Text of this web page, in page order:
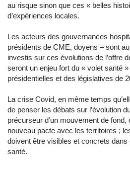
au risque sinon que ces « belles
d’expériences locales.
Les acteurs des gouvernances
présidents de CME, doyens – sont
investis sur ces évolutions de l’offre
seront un enjeu fort du « volet santé
présidentielles et des législatives de
La crise Covid, en même temps
de penser les débats sur l’évolution
précurseur d’un mouvement de fond,
nouveau pacte avec les territoires ;
doivent être visibles et concrets
santé.